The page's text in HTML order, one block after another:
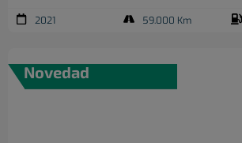
2021 59.000 Km
Novedad